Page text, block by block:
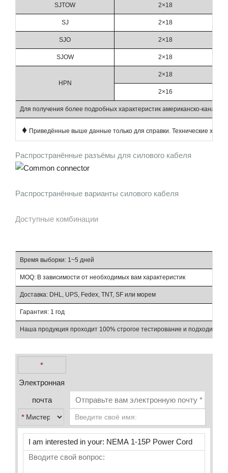
SJTOW 2×18
SJ 2×18
SJO 2×18
SJOW 2×18
HPN
2×18
2×16
Для получения более подробных характеристик американско-
♦ Приведённые выше данные только для справки. Технические
Распространённые разъёмы для силового кабеля
Распространённые варианты силового кабеля
Доступные комбинации
Время выборки: 1~5 дней
MOQ: В зависимости от необходимых вам характеристик
Доставка: DHL, UPS, Fedex, TNT, SF или морем
Гарантия: 1 год
Наша продукция проходит 100% строгое тестирование и подходит
*
Электронная
почта
*